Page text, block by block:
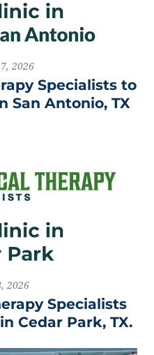
2026
Specialists to
San Antonio, TX
2026
Specialists
Cedar Park, TX.